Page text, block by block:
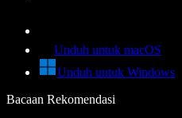
Unduh untuk macOS
Unduh untuk Windows
Bacaan Rekomendasi